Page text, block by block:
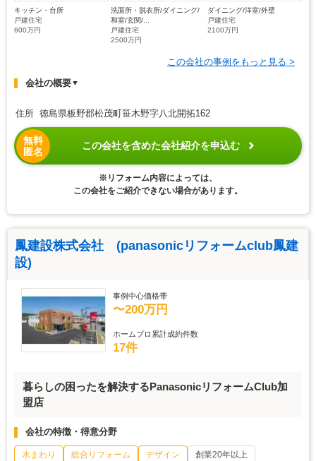
キッチン・台所
戸建住宅
600万円
洗面所・脱衣所/ダイニング/
和室/玄関/...
戸建住宅
2500万円
ダイニング/洋室/外壁
戸建住宅
2100万円
この会社の事例をもっと見る >
会社の概要▼
住所 徳島県板野郡松茂町笹木野字八北開拓162
無料
匿名
この会社を含めた会社紹介を申込む
※リフォーム内容によっては、
この会社をご紹介できない場合があります。
鳳建設株式会社 (panasonicリフォームclub鳳建
設)
事例中心価格帯
〜200万円
ホームプロ累計成約件数
17件
暮らしの困ったを解決するPanasonicリフォームClub加
盟店
会社の特徴・得意分野
水まわり 総合リフォーム デザイン
創業20年以上